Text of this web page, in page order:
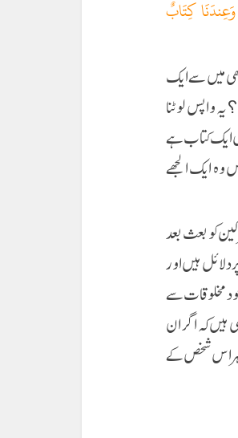
كِتَابٌ
میں سے ایک
یہ واپس لوٹنا
ایک کتاب ہے
وہ ایک الجھے
کو بعث بعد
ہیں اور
مخلوقات سے
ہیں کہ اگر ان
ہر اس شخص کے